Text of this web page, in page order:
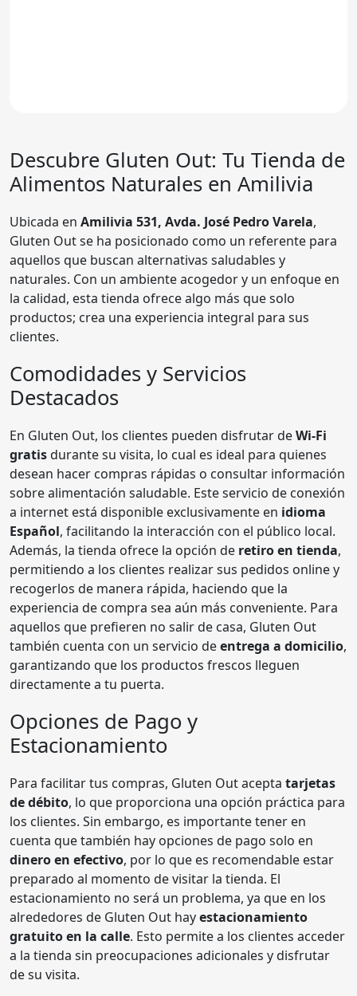
Descubre Gluten Out: Tu Tienda de
Alimentos Naturales en Amilivia
Ubicada en Amilivia 531, Avda. José Pedro Varela,
Gluten Out se ha posicionado como un referente para
aquellos que buscan alternativas saludables y
naturales. Con un ambiente acogedor y un enfoque en
la calidad, esta tienda ofrece algo más que solo
productos; crea una experiencia integral para sus
clientes.
Comodidades y Servicios
Destacados
En Gluten Out, los clientes pueden disfrutar deWi-Fi
gratisdurante su visita, lo cual es ideal para quienes
desean hacer compras rápidas o consultar información
sobre alimentación saludable. Este servicio de conexión
a internet está disponible exclusivamente en idioma
Español, facilitando la interacción con el público local.
Además, la tienda ofrece la opción de retiro en tienda,
permitiendo a los clientes realizar sus pedidos online y
recogerlos de manera rápida, haciendo que la
experiencia de compra sea aún más conveniente. Para
aquellos que prefieren no salir de casa, Gluten Out
también cuenta con un servicio deentrega a domicilio,
garantizando que los productos frescos lleguen
directamente a tu puerta.
Opciones de Pago y
Estacionamiento
Para facilitar tus compras, Gluten Out acepta tarjetas
de débito, lo que proporciona una opción práctica para
los clientes. Sin embargo, es importante tener en
cuenta que también hay opciones de pago solo en
dinero en efectivo, por lo que es recomendable estar
preparado al momento de visitar la tienda. El
estacionamiento no será un problema, ya que en los
alrededores de Gluten Out hayestacionamiento
gratuito en la calle. Esto permite a los clientes acceder
a la tienda sin preocupaciones adicionales y disfrutar
de su visita.